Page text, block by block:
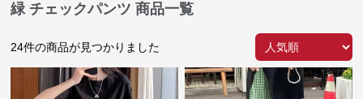
緑 チェックパンツ 商品一覧
24件の商品が見つかりました